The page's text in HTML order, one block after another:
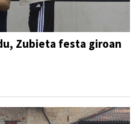
Zubieta festa giroan